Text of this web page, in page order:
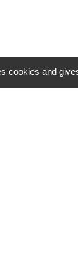
cookies and